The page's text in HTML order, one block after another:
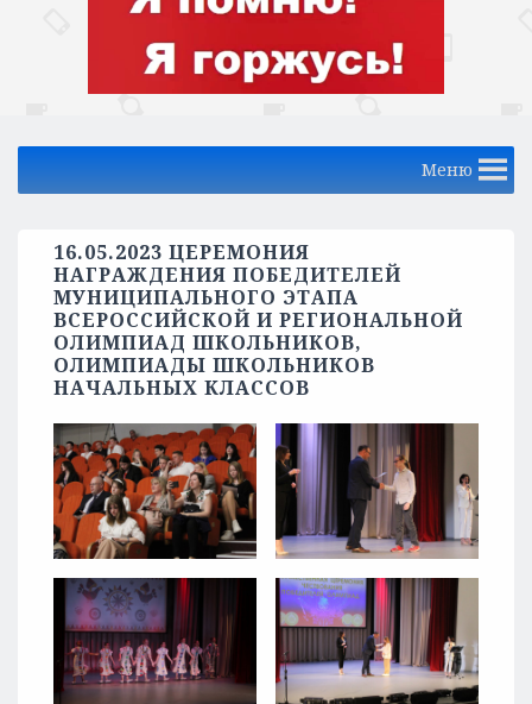
Меню
16.05.2023 ЦЕРЕМОНИЯ
НАГРАЖДЕНИЯ ПОБЕДИТЕЛЕЙ
МУНИЦИПАЛЬНОГО ЭТАПА
ВСЕРОССИЙСКОЙ И РЕГИОНАЛЬНОЙ
ОЛИМПИАД ШКОЛЬНИКОВ,
ОЛИМПИАДЫ ШКОЛЬНИКОВ
НАЧАЛЬНЫХ КЛАССОВ